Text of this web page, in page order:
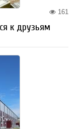
161
к друзьям